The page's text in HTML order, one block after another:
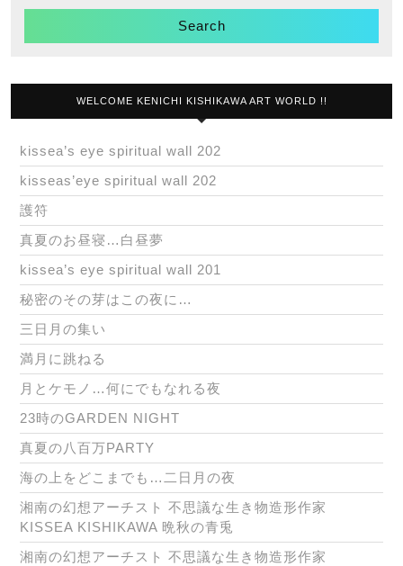
WELCOME KENICHI KISHIKAWA ART WORLD !!
kissea’s eye spiritual wall 202
kisseas’eye spiritual wall 202
護符
真夏のお昼寝…白昼夢
kissea’s eye spiritual wall 201
秘密のその芽はこの夜に…
三日月の集い
満月に跳ねる
月とケモノ…何にでもなれる夜
23時のGARDEN NIGHT
真夏の八百万PARTY
海の上をどこまでも…二日月の夜
湘南の幻想アーチスト 不思議な生き物造形作家
KISSEA KISHIKAWA 晩秋の青兎
湘南の幻想アーチスト 不思議な生き物造形作家